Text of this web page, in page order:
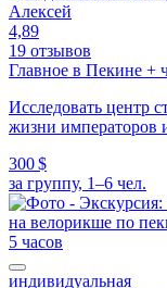
Алексей
4,89
19 отзывов
Главное в Пекине +
Исследовать центр
жизни императоров
300 $
за группу, 1–6 чел.
5 часов
индивидуальная